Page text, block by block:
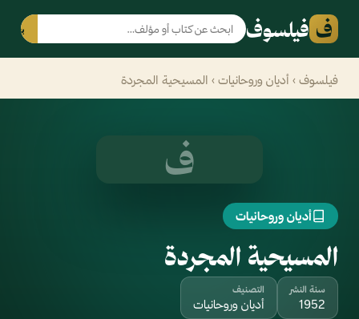
ف فيلسوف بحث
فيلسوف › أديان وروحانيات › المسيحية المجردة
ف
أديان وروحانيات
المسيحية المجردة
سنة النشر
1952
التصنيف
أديان وروحانيات